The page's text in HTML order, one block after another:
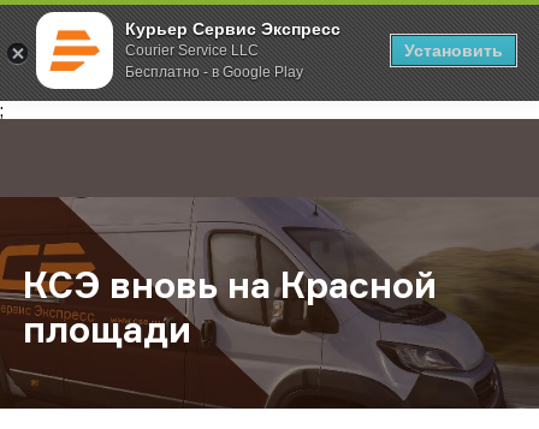
Курьер Сервис Экспресс
Courier Service LLC
Бесплатно - в Google Play
Установить
;
Главная О компании Новости КСЭ вновь на Красной площади
КСЭ вновь на Красной
площади